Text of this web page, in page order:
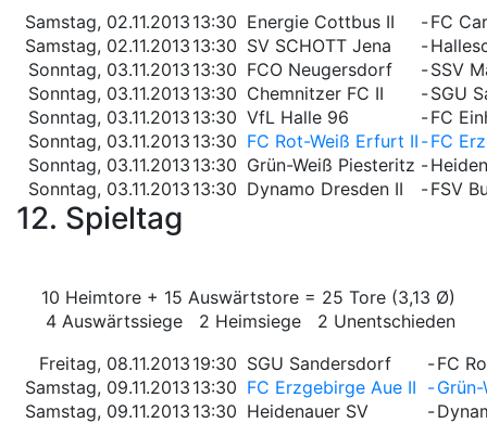
Samstag, 02.11.2013 13:30 Energie Cottbus II -FC
Samstag, 02.11.2013 13:30 SV SCHOTT Jena -
Sonntag, 03.11.2013 13:30 FCO Neugersdorf -SSV
Sonntag, 03.11.2013 13:30 Chemnitzer FC II -SGU
Sonntag, 03.11.2013 13:30 VfL Halle 96 -FC
Sonntag, 03.11.2013 13:30 FC Rot-Weiß Erfurt II -FC
Sonntag, 03.11.2013 13:30 Grün-Weiß Piesteritz -
Sonntag, 03.11.2013 13:30 Dynamo Dresden II -FSV
12. Spieltag
10 Heimtore + 15 Auswärtstore = 25 Tore (3,13 Ø)
4 Auswärtssiege 2 Heimsiege 2 Unentschieden
Freitag, 08.11.2013 19:30 SGU Sandersdorf -FC
Samstag, 09.11.2013 13:30 FC Erzgebirge Aue II -
Samstag, 09.11.2013 13:30 Heidenauer SV -